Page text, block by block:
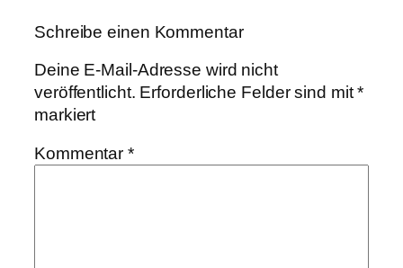
Schreibe einen Kommentar
Deine E-Mail-Adresse wird nicht
veröffentlicht. Erforderliche Felder sind mit*
markiert
Kommentar*